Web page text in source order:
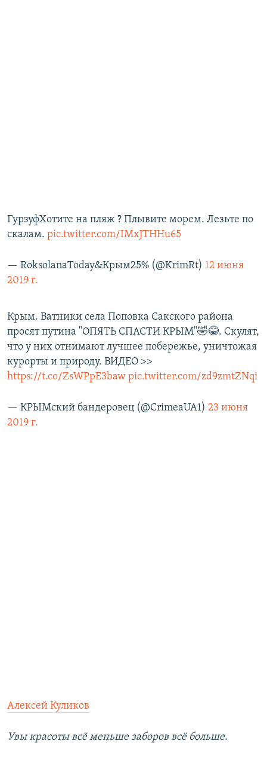
ГурзуфХотите на пляж ? Плывите морем. Лезьте по
скалам. pic.twitter.com/IMxJTHHu65
— RoksolanaToday&Крым25% (@KrimRt) 12 июня
2019 г.
Крым. Ватники села Поповка Сакского района
просят путина "ОПЯТЬ СПАСТИ КРЫМ"🤣😂. Скулят,
что у них отнимают лучшее побережье, уничтожая
курорты и природу. ВИДЕО >>
https://t.co/ZsWPpE3baw pic.twitter.com/zd9zmtZNqi
— КРЫМский бандеровец (@CrimeaUA1) 23 июня
2019 г.
Алексей Куликов
Увы красоты всё меньше заборов всё больше.